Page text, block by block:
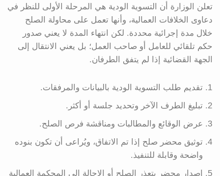
تعلن الوزارة أن التسوية الودية هي المرحلة الأولى للنظر في
دعاوى الخلافات العمالية، وأنها تعمل على محاولة الصلح
خلال مدة إجرائية محددة. لكن انتهاء المدة لا يعني صدور
حكم تلقائي للعامل أو صاحب العمل؛ بل يعني الانتقال إلى
الجهة القضائية إذا لم يتفق الطرفان.
تقديم طلب التسوية الودية بالبيانات والمرفقات.
تبليغ الطرف الآخر وتحديد جلسة أو أكثر.
عرض الوقائع والمطالبات ومناقشة فرص الصلح.
توثيق محضر صلح إذا تم الاتفاق، ويُراعى أن تكون بنوده
واضحة وقابلة للتنفيذ.
إصدار محضر بتعذر الصلح أو الإحالة إلى المحكمة العمالية